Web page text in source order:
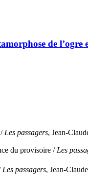
de l’ogre
Les passagers, Jean-
du provisoire / Les
Les passagers, Jean-